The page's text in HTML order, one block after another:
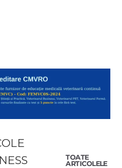
TOATE
ARTICOLELE